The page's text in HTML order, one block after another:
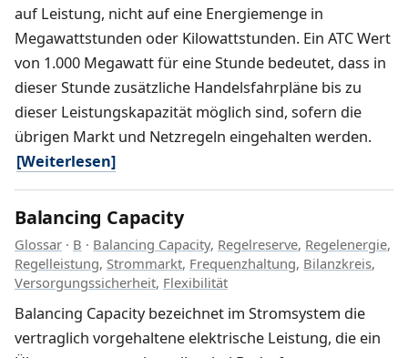
auf Leistung, nicht auf eine Energiemenge in
Megawattstunden oder Kilowattstunden. Ein ATC Wert
von 1.000 Megawatt für eine Stunde bedeutet, dass in
dieser Stunde zusätzliche Handelsfahrpläne bis zu
dieser Leistungskapazität möglich sind, sofern die
übrigen Markt und Netzregeln eingehalten werden.
[Weiterlesen]
Balancing Capacity
Glossar · B · Balancing Capacity, Regelreserve, Regelenergie,
Regelleistung, Strommarkt, Frequenzhaltung, Bilanzkreis,
Versorgungssicherheit, Flexibilität
Balancing Capacity bezeichnet im Stromsystem die
vertraglich vorgehaltene elektrische Leistung, die ein